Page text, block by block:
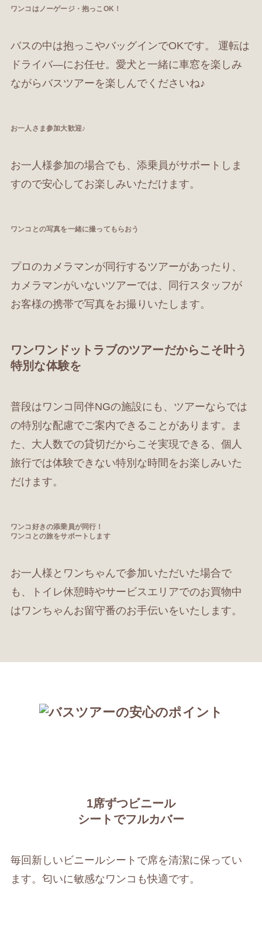
ワンコはノーゲージ・抱っこOK！
バスの中は抱っこやバッグインでOKです。 運転は
ドライバ―にお任せ。愛犬と一緒に車窓を楽しみ
ながらバスツアーを楽しんでくださいね♪
お一人さま参加大歓迎♪
お一人様参加の場合でも、添乗員がサポートしま
すので安心してお楽しみいただけます。
ワンコとの写真を一緒に撮ってもらおう
プロのカメラマンが同行するツアーがあったり、
カメラマンがいないツアーでは、同行スタッフが
お客様の携帯で写真をお撮りいたします。
ワンワンドットラブのツアーだからこそ叶う
特別な体験を
普段はワンコ同伴NGの施設にも、ツアーならでは
の特別な配慮でご案内できることがあります。ま
た、大人数での貸切だからこそ実現できる、個人
旅行では体験できない特別な時間をお楽しみいた
だけます。
ワンコ好きの添乗員が同行！
ワンコとの旅をサポートします
お一人様とワンちゃんで参加いただいた場合で
も、トイレ休憩時やサービスエリアでのお買物中
はワンちゃんお留守番のお手伝いをいたします。
1席ずつビニール
シートでフルカバー
毎回新しいビニールシートで席を清潔に保ってい
ます。匂いに敏感なワンコも快適です。